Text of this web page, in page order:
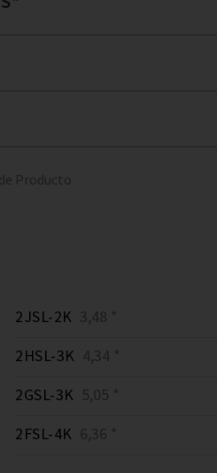
Producto
2JSL-2K 3,48 *
2HSL-3K 4,34 *
2GSL-3K 5,05 *
2FSL-4K 6,36 *